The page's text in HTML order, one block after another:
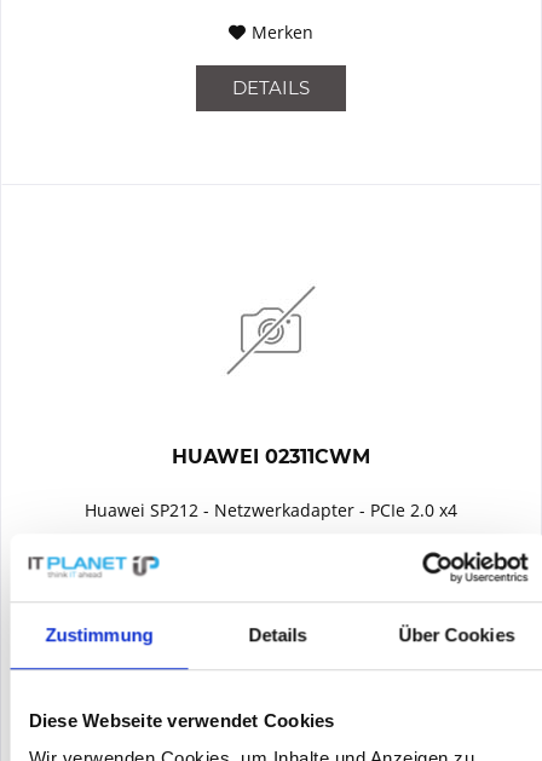
Zustimmung Details Über Cookies
Diese Webseite verwendet Cookies
Merken
DETAILS
HUAWEI 02311CWM
Huawei SP212 - Netzwerkadapter - PCIe 2.0 x4
Inhalt1
Preis auf Anfrage